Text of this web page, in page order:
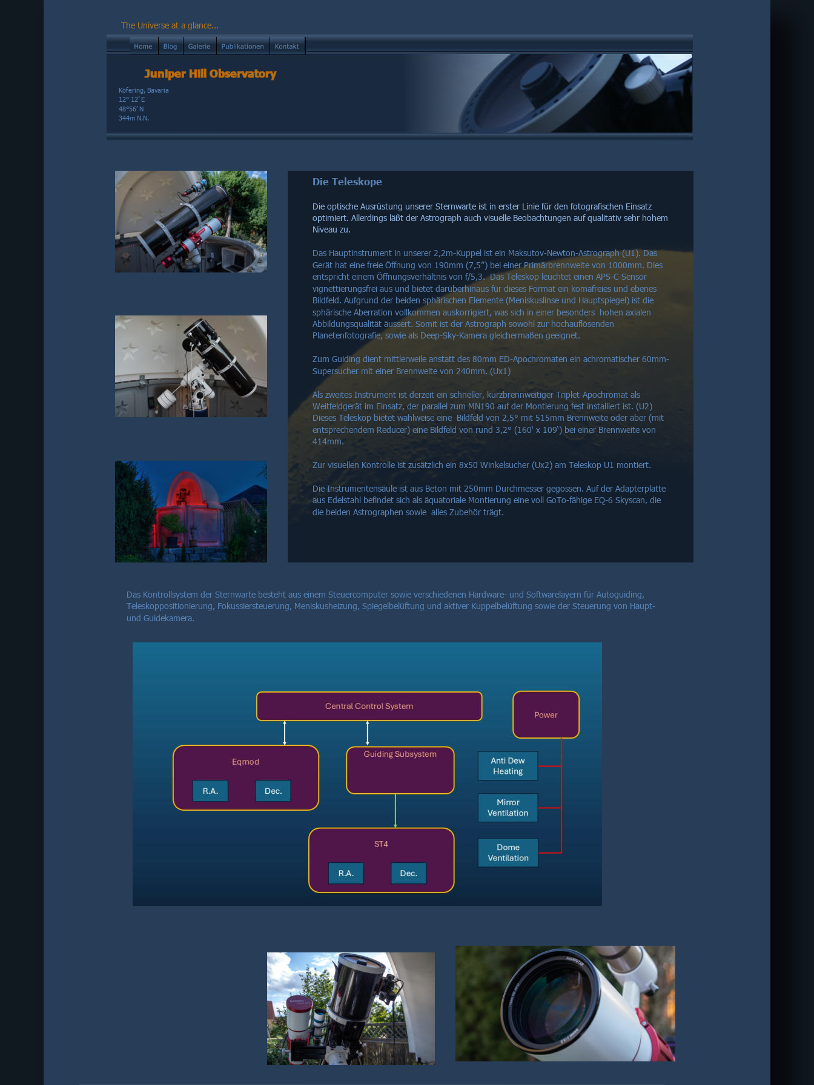
Die Teleskope
Die optische Ausrüstung unserer Sternwarte ist in erster Linie für den fotografischen Einsatz
optimiert. Allerdings läßt der Astrograph auch visuelle Beobachtungen auf qualitativ sehr hohem
Niveau zu.
Das Hauptinstrument in unserer 2,2m-Kuppel ist ein Maksutov-Newton-Astrograph (U1). Das
Gerät hat eine freie Öffnung von 190mm (7,5”) bei einer Primärbrennweite von 1000mm. Dies
entspricht einem Öffnungsverhältnis von f/5,3.  Das Teleskop leuchtet einen APS-C-Sensor
vignettierungsfrei aus und bietet darüberhinaus für dieses Format ein komafreies und ebenes
Bildfeld. Aufgrund der beiden sphärischen Elemente (Meniskuslinse und Hauptspiegel) ist die
sphärische Aberration vollkommen auskorrigiert, was sich in einer besonders  hohen axialen
Abbildungsqualität äussert. Somit ist der Astrograph sowohl zur hochauflösenden
Planetenfotografie, sowie als Deep-Sky-Kamera gleichermaßen geeignet.
Zum Guiding dient mittlerweile anstatt des 80mm ED-Apochromaten ein achromatischer 60mm-
Supersucher mit einer Brennweite von 240mm. (Ux1)
Als zweites Instrument ist derzeit ein schneller, kurzbrennweitiger Triplet-Apochromat als
Weitfeldgerät im Einsatz, der parallel zum MN190 auf der Montierung fest installiert ist. (U2)
Dieses Teleskop bietet wahlweise eine  Bildfeld von 2,5° mit 515mm Brennweite oder aber (mit
entsprechendem Reducer) eine Bildfeld von rund 3,2° (160‘ x 109‘) bei einer Brennweite von
414mm.
Zur visuellen Kontrolle ist zusätzlich ein 8x50 Winkelsucher (Ux2) am Teleskop U1 montiert.
Die Instrumentensäule ist aus Beton mit 250mm Durchmesser gegossen. Auf der Adapterplatte
aus Edelstahl befindet sich als äquatoriale Montierung eine voll GoTo-fähige EQ-6 Skyscan, die
die beiden Astrographen sowie  alles Zubehör trägt.
Das Kontrollsystem der Sternwarte besteht aus einem Steuercomputer sowie verschiedenen Hardware- und Softwarelayern für Autoguiding,
Teleskoppositionierung, Fokussiersteuerung, Meniskusheizung, Spiegelbelüftung und aktiver Kuppelbelüftung sowie der Steuerung von Haupt-
und Guidekamera.
The Universe at a glance...
Juniper Hill Observatory
Köfering, Bavaria
12° 12’ E
48°56’ N
344m N.N.